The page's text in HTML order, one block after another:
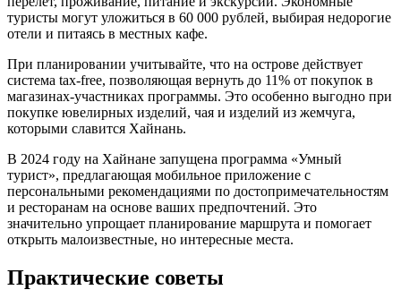
туристы могут уложиться в 60 000 рублей, выбирая недорогие
отели и питаясь в местных кафе.
При планировании учитывайте, что на острове действует
система tax-free, позволяющая вернуть до 11% от покупок в
магазинах-участниках программы. Это особенно выгодно при
покупке ювелирных изделий, чая и изделий из жемчуга,
которыми славится Хайнань.
В 2024 году на Хайнане запущена программа «Умный
турист», предлагающая мобильное приложение с
персональными рекомендациями по достопримечательностям
и ресторанам на основе ваших предпочтений. Это
значительно упрощает планирование маршрута и помогает
открыть малоизвестные, но интересные места.
Практические советы